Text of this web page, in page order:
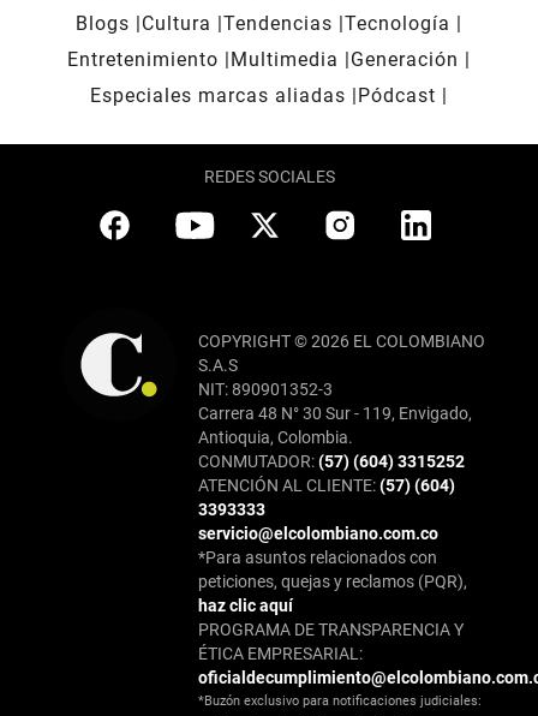
Blogs
Cultura Tendencias Tecnología
Entretenimiento
Multimedia
Generación
Especiales marcas aliadas
Pódcast
REDES SOCIALES
COPYRIGHT © 2026 EL COLOMBIANO
S.A.S
NIT: 890901352-3
Carrera 48 N° 30 Sur - 119, Envigado,
Antioquia, Colombia.
CONMUTADOR:(57) (604) 3315252
ATENCIÓN AL CLIENTE:(57) (604)
3393333
servicio@elcolombiano.com.co
*Para asuntos relacionados con
peticiones, quejas y reclamos (PQR),
haz clic aquí
PROGRAMA DE TRANSPARENCIA Y
ÉTICA EMPRESARIAL:
*Buzón exclusivo para notificaciones judiciales: